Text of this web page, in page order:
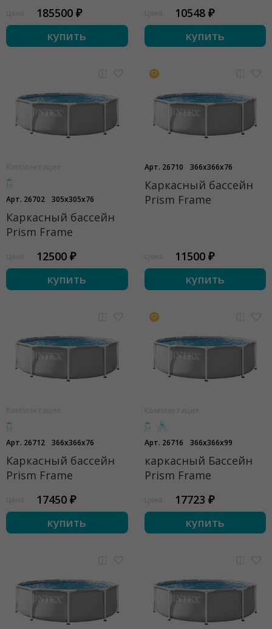
185500 ₽
купить
10548 ₽
купить
Арт. 26702 305x305x76
Каркасный бассейн
Prism Frame
12500 ₽
купить
Арт. 26710 366x366x76
Каркасный бассейн
Prism Frame
11500 ₽
купить
Арт. 26712 366x366x76
Каркасный бассейн
Prism Frame
17450 ₽
купить
Арт. 26716 366x366x99
каркасный Бассейн
Prism Frame
17723 ₽
купить